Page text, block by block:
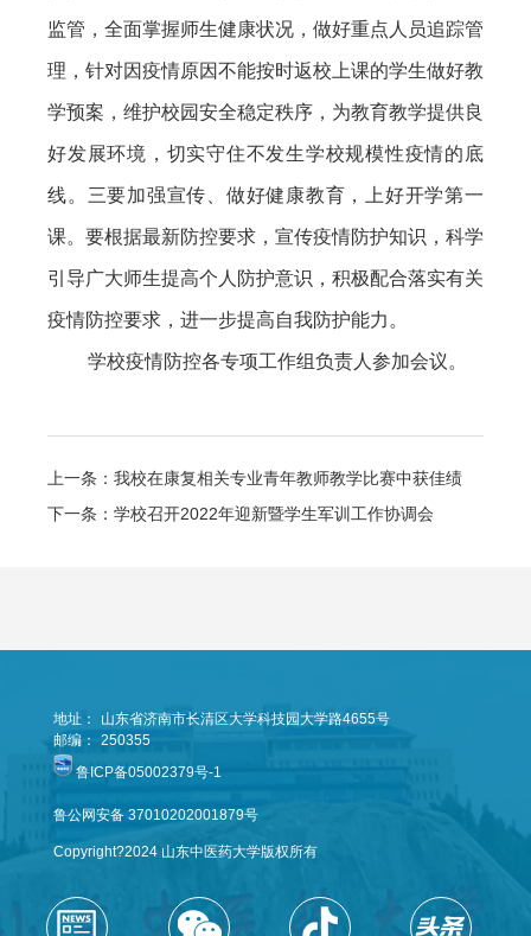
监管，全面掌握师生健康状况，做好重点人员追踪管
理，针对因疫情原因不能按时返校上课的学生做好教
学预案，维护校园安全稳定秩序，为教育教学提供良
好发展环境，切实守住不发生学校规模性疫情的底
线。三要加强宣传、做好健康教育，上好开学第一
课。要根据最新防控要求，宣传疫情防护知识，科学
引导广大师生提高个人防护意识，积极配合落实有关
疫情防控要求，进一步提高自我防护能力。
学校疫情防控各专项工作组负责人参加会议。
上一条：我校在康复相关专业青年教师教学比赛中获佳绩
下一条：学校召开2022年迎新暨学生军训工作协调会
地址：
山东省济南市长清区大学科技园大学路4655号
邮编：
250355
鲁ICP备05002379号-1
鲁公网安备 37010202001879号
Copyright?2024 山东中医药大学版权所有